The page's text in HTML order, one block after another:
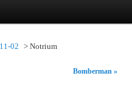
02 Notrium
Bomberman »